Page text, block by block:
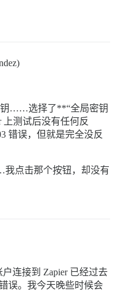
……选择了**“全局密钥
测试后没有任何反
错误，但就是完全没反
点击那个按钮，却没有
连接到 Zapier 已经过去
误。我今天晚些时候会